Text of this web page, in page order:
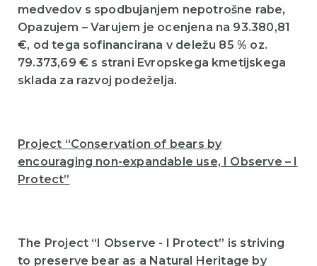
medvedov s spodbujanjem nepotrošne rabe,
Opazujem – Varujem je ocenjena na 93.380,81
€, od tega sofinancirana v deležu 85 % oz.
79.373,69 € s strani Evropskega kmetijskega
sklada za razvoj podeželja.
Project “Conservation of bears by
encouraging non-expandable use, I Observe – I
Protect”
The Project “I Observe - I Protect” is striving
to preserve bear as a Natural Heritage by